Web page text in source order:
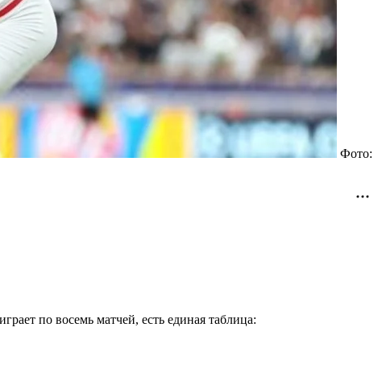
Фото:
по восемь матчей, есть единая таблица: